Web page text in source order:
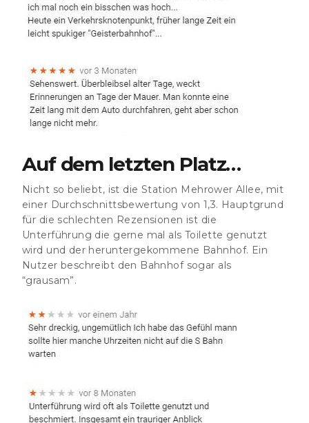
Auf dem letzten Platz…
Nicht so beliebt, ist die Station Mehrower Allee, mit
einer Durchschnittsbewertung von 1,3. Hauptgrund
für die schlechten Rezensionen ist die
Unterführung die gerne mal als Toilette genutzt
wird und der heruntergekommene Bahnhof. Ein
Nutzer beschreibt den Bahnhof sogar als
“grausam”.